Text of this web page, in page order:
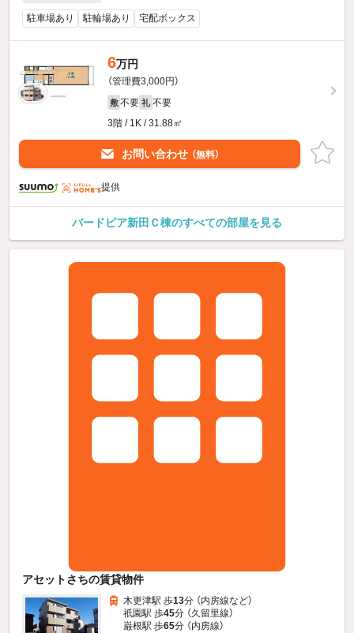
駐車場あり 駐輪場あり 宅配ボックス
6万円
（管理費3,000円）
敷 不要 礼 不要
3階 / 1K / 31.88㎡
お問い合わせ （無料）
提供
バードピア新田Ｃ棟のすべての部屋を見る
アセットさちの賃貸物件
木更津駅 歩13分 （内房線など）
祇園駅 歩45分 （久留里線）
巌根駅 歩65分 （内房線）